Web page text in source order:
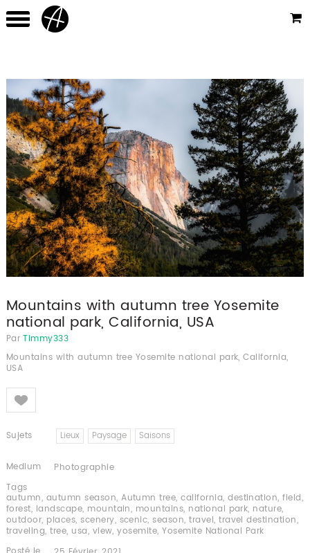
Mountains with autumn tree Yosemite
national park, California, USA
Par Timmy333
Mountains with autumn tree Yosemite national park, California,
USA
Like
Sujets Lieux Paysage Saisons
Medium
Photographie
Tags
autumn, autumn season,Autumn tree,california,destination,field,
forest, landscape, mountain, mountains, national park, nature,
outdoor, places,scenery, scenic,season,travel,travel destination,
traveling,tree, usa, view,yosemite,Yosemite National Park